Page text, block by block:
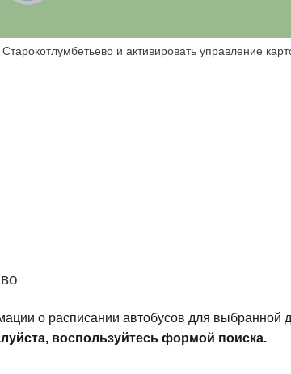
и активировать управление
о расписании автобусов для выбранной
воспользуйтесь формой поиска.